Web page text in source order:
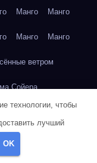
Манго Манго
Манго Манго
ветром
Сойера
Сойера
технологии, чтобы
лучший
OK